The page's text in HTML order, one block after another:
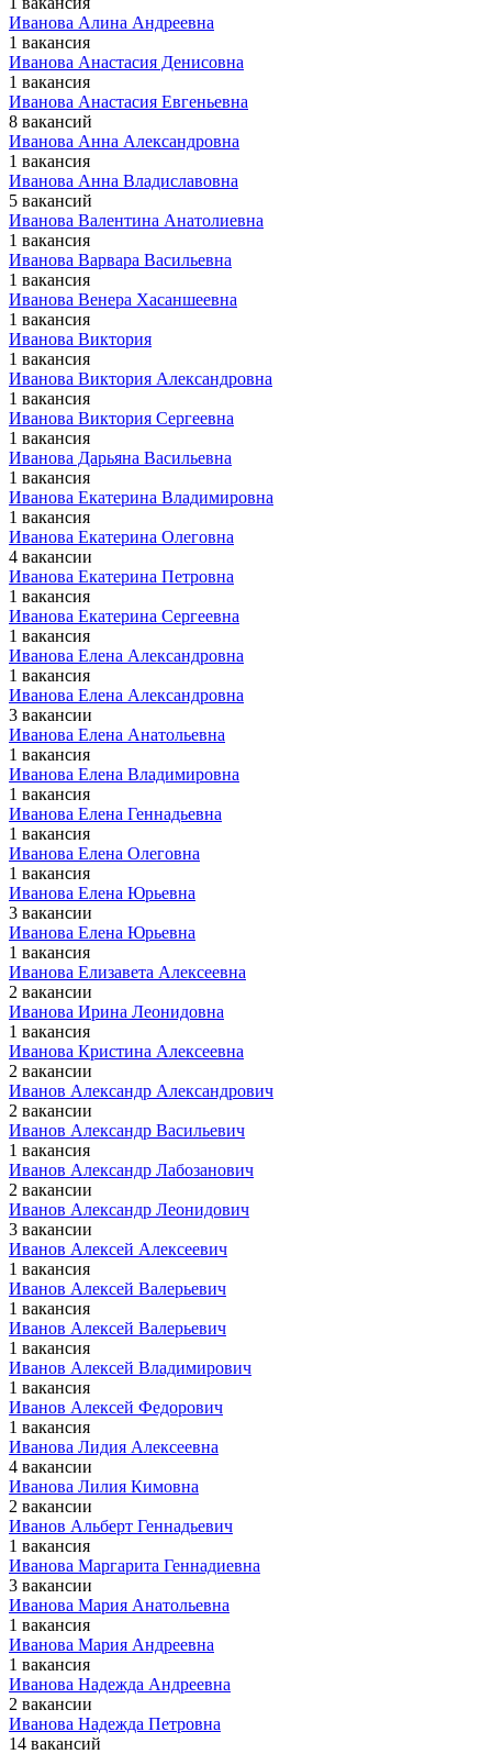
Иванова Алина Андреевна
1 вакансия
Иванова Анастасия Денисовна
1 вакансия
Иванова Анастасия Евгеньевна
8 вакансий
Иванова Анна Александровна
1 вакансия
Иванова Анна Владиславовна
5 вакансий
Иванова Валентина Анатолиевна
1 вакансия
Иванова Варвара Васильевна
1 вакансия
Иванова Венера Хасаншеевна
1 вакансия
Иванова Виктория
1 вакансия
Иванова Виктория Александровна
1 вакансия
Иванова Виктория Сергеевна
1 вакансия
Иванова Дарьяна Васильевна
1 вакансия
Иванова Екатерина Владимировна
1 вакансия
Иванова Екатерина Олеговна
4 вакансии
Иванова Екатерина Петровна
1 вакансия
Иванова Екатерина Сергеевна
1 вакансия
Иванова Елена Александровна
1 вакансия
Иванова Елена Александровна
3 вакансии
Иванова Елена Анатольевна
1 вакансия
Иванова Елена Владимировна
1 вакансия
Иванова Елена Геннадьевна
1 вакансия
Иванова Елена Олеговна
1 вакансия
Иванова Елена Юрьевна
3 вакансии
Иванова Елена Юрьевна
1 вакансия
Иванова Елизавета Алексеевна
2 вакансии
Иванова Ирина Леонидовна
1 вакансия
Иванова Кристина Алексеевна
2 вакансии
Иванов Александр Александрович
2 вакансии
Иванов Александр Васильевич
1 вакансия
Иванов Александр Лабозанович
2 вакансии
Иванов Александр Леонидович
3 вакансии
Иванов Алексей Алексеевич
1 вакансия
Иванов Алексей Валерьевич
1 вакансия
Иванов Алексей Валерьевич
1 вакансия
Иванов Алексей Владимирович
1 вакансия
Иванов Алексей Федорович
1 вакансия
Иванова Лидия Алексеевна
4 вакансии
Иванова Лилия Кимовна
2 вакансии
Иванов Альберт Геннадьевич
1 вакансия
Иванова Маргарита Геннадиевна
3 вакансии
Иванова Мария Анатольевна
1 вакансия
Иванова Мария Андреевна
1 вакансия
Иванова Надежда Андреевна
2 вакансии
Иванова Надежда Петровна
14 вакансий